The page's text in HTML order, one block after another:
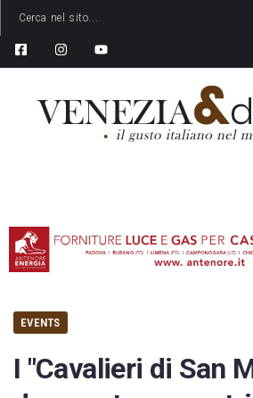
EVENTS
I "Cavalieri di San